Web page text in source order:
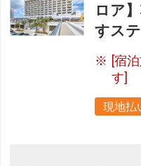
ロア
すステ
[宿
す]
現地払